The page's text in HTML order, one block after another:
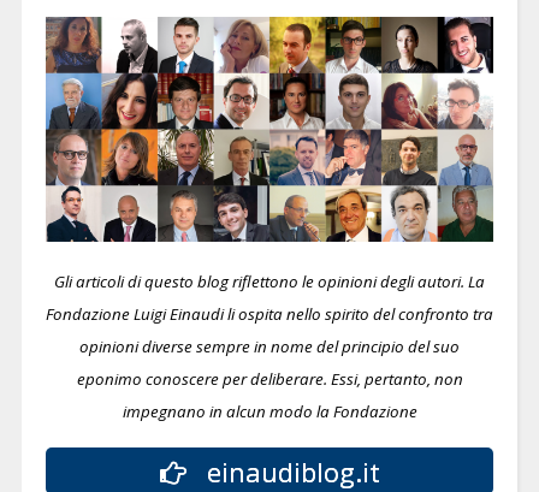
Gli articoli di questo blog riflettono le opinioni degli autori. La
Fondazione Luigi Einaudi li ospita nello spirito del confronto tra
opinioni diverse sempre in nome del principio del suo
eponimo conoscere per deliberare. Essi, pertanto, non
impegnano in alcun modo la Fondazione
einaudiblog.it